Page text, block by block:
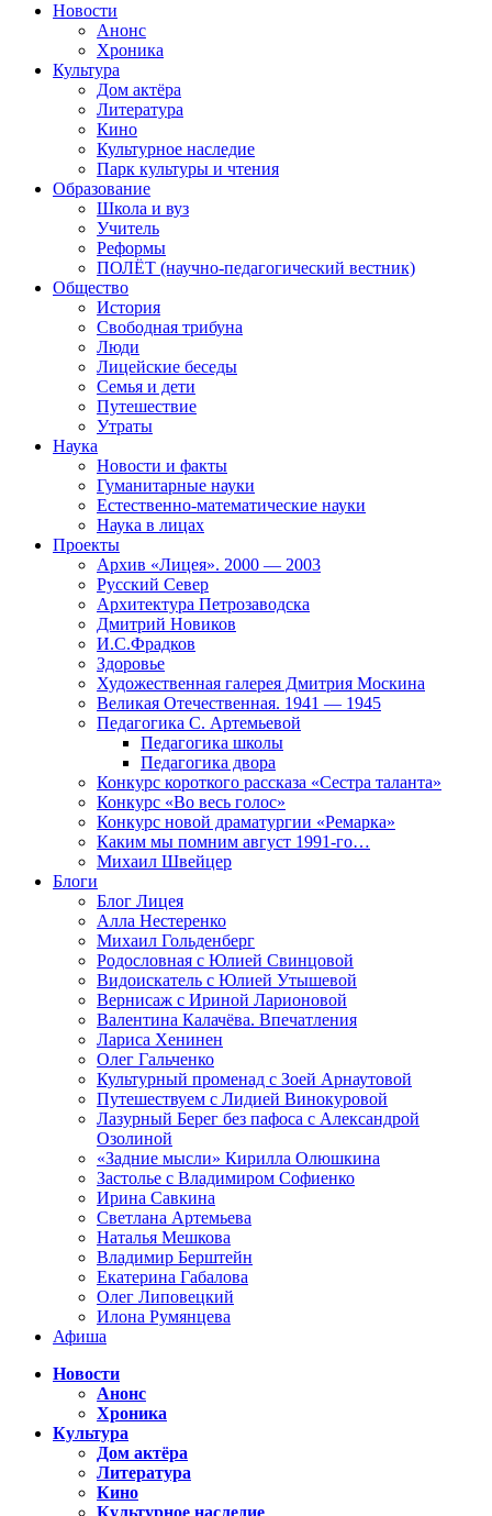
Новости
Анонс
Хроника
Культура
Дом актёра
Литература
Кино
Культурное наследие
Парк культуры и чтения
Образование
Школа и вуз
Учитель
Реформы
ПОЛЁТ (научно-педагогический вестник)
Общество
История
Свободная трибуна
Люди
Лицейские беседы
Семья и дети
Путешествие
Утраты
Наука
Новости и факты
Гуманитарные науки
Естественно-математические науки
Наука в лицах
Проекты
Архив «Лицея». 2000 — 2003
Русский Север
Архитектура Петрозаводска
Дмитрий Новиков
И.С.Фрадков
Здоровье
Художественная галерея Дмитрия Москина
Великая Отечественная. 1941 — 1945
Педагогика С. Артемьевой
Педагогика школы
Педагогика двора
Конкурс короткого рассказа «Сестра таланта»
Конкурс «Во весь голос»
Конкурс новой драматургии «Ремарка»
Каким мы помним август 1991-го…
Михаил Швейцер
Блоги
Блог Лицея
Алла Нестеренко
Михаил Гольденберг
Родословная с Юлией Свинцовой
Видоискатель с Юлией Утышевой
Вернисаж с Ириной Ларионовой
Валентина Калачёва. Впечатления
Лариса Хенинен
Олег Гальченко
Культурный променад с Зоей Арнаутовой
Путешествуем с Лидией Винокуровой
Лазурный Берег без пафоса с Александрой
Озолиной
«Задние мысли» Кирилла Олюшкина
Застолье с Владимиром Софиенко
Ирина Савкина
Светлана Артемьева
Наталья Мешкова
Владимир Берштейн
Екатерина Габалова
Олег Липовецкий
Илона Румянцева
Афиша
Новости
Анонс
Хроника
Культура
Дом актёра
Литература
Кино